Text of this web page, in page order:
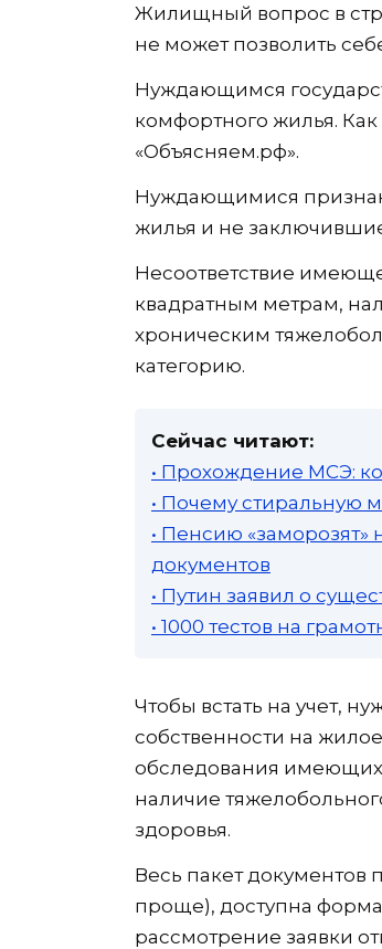
Жилищный вопрос в
не может позволить
Нуждающимся
комфортного жилья. Как
«Объясняем.рф».
Нуждающимися
жилья и не
Несоответствие
квадратным метрам,
хроническим
категорию.
Сейчас читают:
• Прохождение МСЭ:
• Почему стиральную
• Пенсию
документов
• Путин заявил о
• 1000 тестов на
Чтобы встать на учет,
собственности на
обследования
наличие
здоровья.
Весь пакет
проще), доступна
рассмотрение заявки